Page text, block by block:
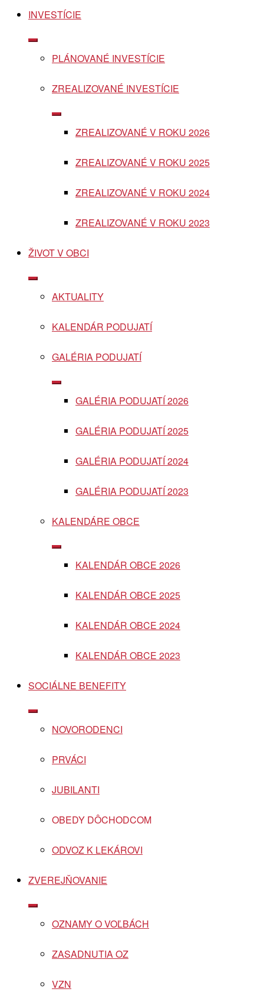
INVESTÍCIE
Show
menu
PLÁNOVANÉ INVESTÍCIE
ZREALIZOVANÉ INVESTÍCIE
Show
menu ZREALIZOVANÉ V ROKU 2026
ZREALIZOVANÉ V ROKU 2025
ZREALIZOVANÉ V ROKU 2024
ZREALIZOVANÉ V ROKU 2023
ŽIVOT V OBCI
Show
menu AKTUALITY
KALENDÁR PODUJATÍ
GALÉRIA PODUJATÍ
Show
menu GALÉRIA PODUJATÍ 2026
GALÉRIA PODUJATÍ 2025
GALÉRIA PODUJATÍ 2024
GALÉRIA PODUJATÍ 2023
KALENDÁRE OBCE
Show
menu
KALENDÁR OBCE 2026
KALENDÁR OBCE 2025
KALENDÁR OBCE 2024
KALENDÁR OBCE 2023
SOCIÁLNE BENEFITY
Show
menu
NOVORODENCI
PRVÁCI
JUBILANTI
OBEDY DÔCHODCOM
ODVOZ K LEKÁROVI
ZVEREJŇOVANIE
Show
menu OZNAMY O VOĽBÁCH
ZASADNUTIA OZ
VZN